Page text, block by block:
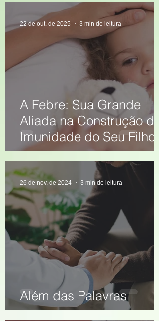
A Febre: Sua Grande
Aliada na Construção da
Imunidade do Seu Filho
22 de out. de 2025 3 min de leitura
Além das Palavras
26 de nov. de 2024 3 min de leitura